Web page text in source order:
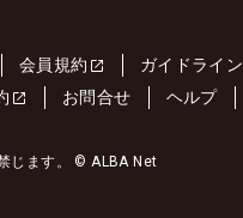
会員規約 ガイドライン
お問合せ ヘルプ
じます。 © ALBA Net